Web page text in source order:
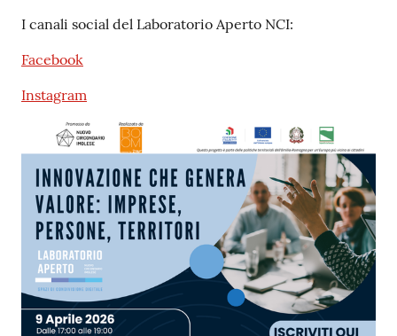
I canali social del Laboratorio Aperto NCI:
Facebook
Instagram